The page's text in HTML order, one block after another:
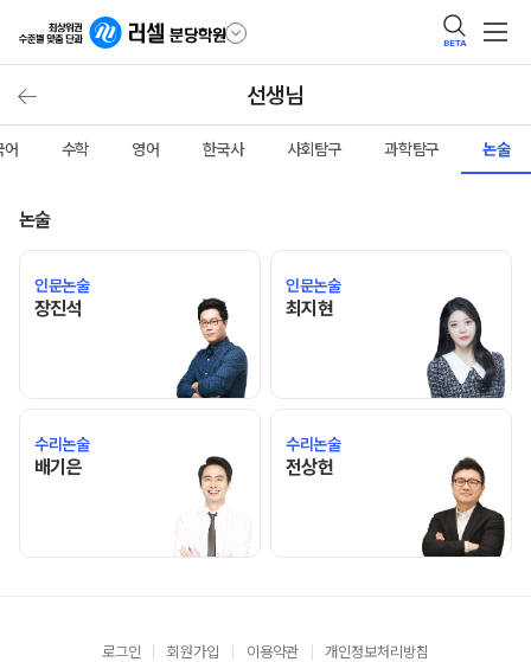
BETA
선생님
어 수학 영어 한국사 사회탐구 과학탐구 논술
논술
인문논술
장진석 장진석 선생님 홈 바로가기
인문논술
최지현최지현 선생님 홈 바로가기
수리논술
배기은배기은 선생님 홈 바로가기
수리논술
전상헌전상헌 선생님 홈 바로가기
로그인 회원가입 이용약관 개인정보처리방침